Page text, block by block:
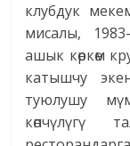
клубдук
мисалы,
ашык көркөм
катышчу
туюлушу
көпчүлүгү